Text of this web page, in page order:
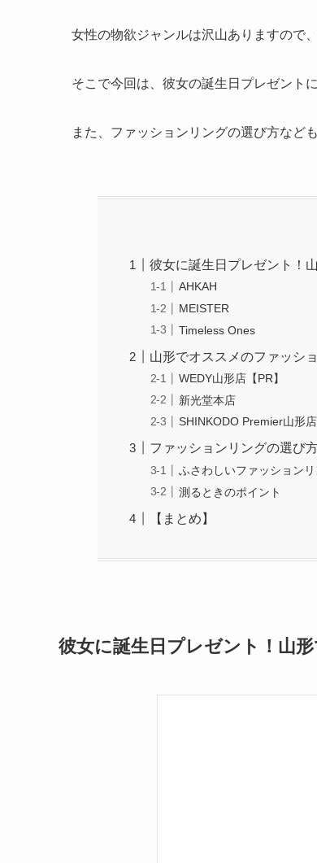
女性の物欲ジャンルは沢山ありますので
そこで今回は、彼女の誕生日プレゼント
また、ファッションリングの選び方など
彼女に誕生日プレゼント！
AHKAH
MEISTER
Timeless Ones
山形でオススメのファッシ
WEDY山形店【PR】
新光堂本店
SHINKODO Premier山形店
ファッションリングの選び
ふさわしいファッション
測るときのポイント
【まとめ】
彼女に誕生日プレゼント！山